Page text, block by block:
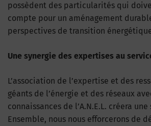
possèdent des particularités qui
compte pour un aménagement
perspectives de transition
Une synergie des expertises au
L’association de l’expertise et des
géants de l’énergie et des réseaux
connaissances de l’A.N.E.L. créera
Ensemble, nous nous efforcerons de